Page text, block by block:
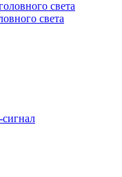
света